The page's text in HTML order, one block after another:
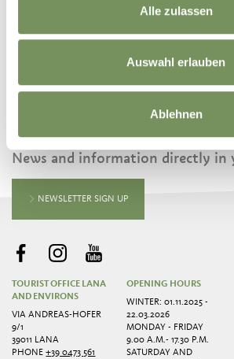
Alle zulassen
Auswahl erlauben
Ablehnen
KEEP IN TOUCH WITH
News and information directly in
NEWSLETTER SIGN UP
TOURIST OFFICE LANA
AND ENVIRONS
VIA ANDREAS-HOFER
9/1
39011 LANA
PHONE+39 0473 561
OPENING HOURS
WINTER: 01.11.2025 -
22.03.2026
MONDAY - FRIDAY
9.00 A.M.- 17.30 P.M.
SATURDAY AND